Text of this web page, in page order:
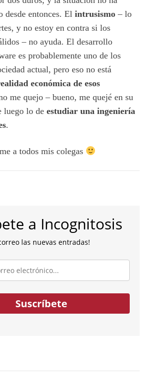
desde entonces. El intrusismo – lo
y no estoy en contra si los
– no ayuda. El desarrollo
es probablemente uno de los
actual, pero eso no está
económica de esos
me quejo – bueno, me quejé en su
luego lo de estudiar una ingeniería
.
a todos mis colegas
a Incognitosis
las nuevas entradas!
Suscríbete